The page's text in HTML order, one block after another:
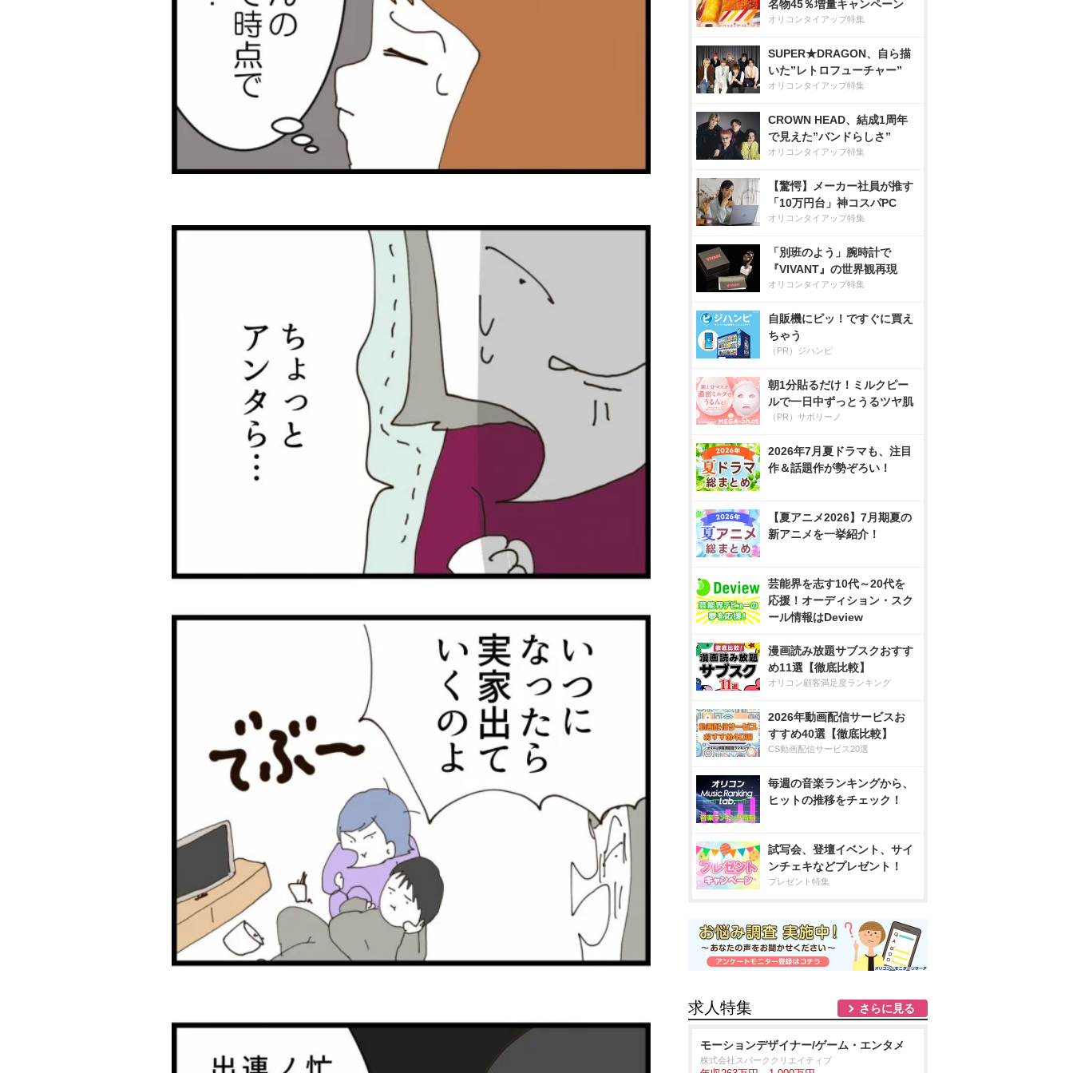
名物45％増量キャンペーン
オリコンタイアップ特集
SUPER★DRAGON、自ら描
いた”レトロフューチャー”
オリコンタイアップ特集
CROWN HEAD、結成1周年
で見えた”バンドらしさ”
オリコンタイアップ特集
【驚愕】メーカー社員が推す
「10万円台」神コスパPC
オリコンタイアップ特集
「別班のよう」腕時計で
『VIVANT』の世界観再現
オリコンタイアップ特集
自販機にピッ！ですぐに買え
ちゃう
（PR）ジハンピ
朝1分貼るだけ！ミルクピー
ルで一日中ずっとうるツヤ肌
（PR）サボリーノ
2026年7月夏ドラマも、注目
作＆話題作が勢ぞろい！
【夏アニメ2026】7月期夏の
新アニメを一挙紹介！
芸能界を志す10代～20代を
応援！オーディション・スク
ール情報はDeview
漫画読み放題サブスクおすす
め11選【徹底比較】
オリコン顧客満足度ランキング
2026年動画配信サービスお
すすめ40選【徹底比較】
CS動画配信サービス20選
毎週の音楽ランキングから、
ヒットの推移をチェック！
試写会、登壇イベント、サイ
ンチェキなどプレゼント！
プレゼント特集
求人特集 さらに見る
モーションデザイナー/ゲーム・エンタメ
株式会社スパーククリエイティブ